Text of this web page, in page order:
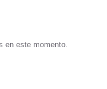
en este momento.